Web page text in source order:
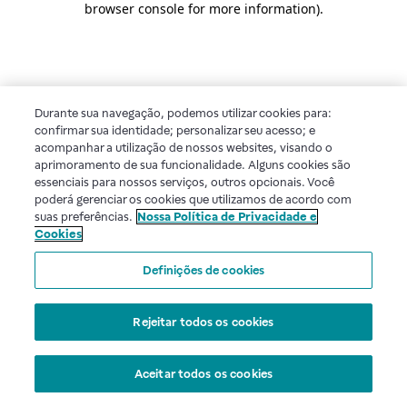
browser console for more information).
Durante sua navegação, podemos utilizar cookies para:
confirmar sua identidade; personalizar seu acesso; e
acompanhar a utilização de nossos websites, visando o
aprimoramento de sua funcionalidade. Alguns cookies são
essenciais para nossos serviços, outros opcionais. Você
poderá gerenciar os cookies que utilizamos de acordo com
suas preferências. Nossa Política de Privacidade e
Cookies
Definições de cookies
Rejeitar todos os cookies
Aceitar todos os cookies